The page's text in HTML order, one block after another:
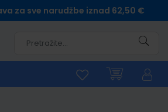
za sve narudžbe iznad 62,50 €